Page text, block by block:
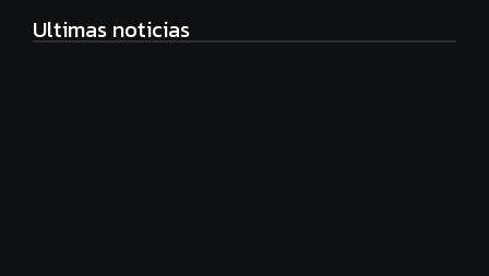
Ultimas noticias